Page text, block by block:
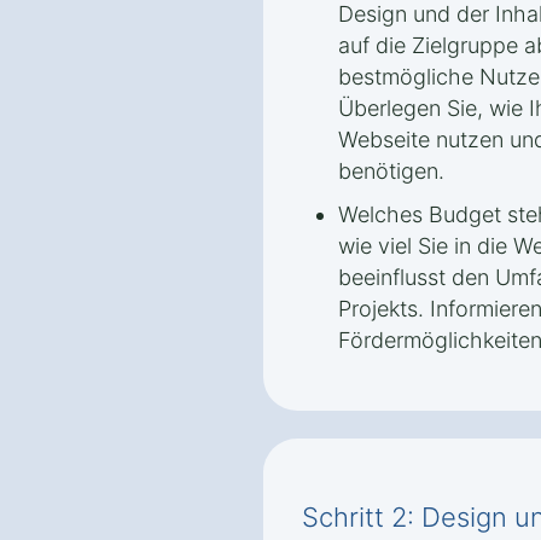
Design und der
auf die Zielgruppe
bestmögliche
Überlegen Sie, wie
Webseite nutzen
benötigen.
Welches Budget
wie viel Sie in die
beeinflusst den
Projekts.
Schritt 2: Design